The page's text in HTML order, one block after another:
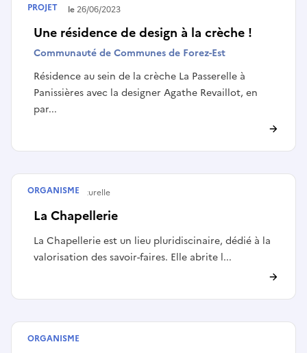
Une résidence de design à la crèche !
Communauté de Communes de Forez-Est
Résidence au sein de la crèche La Passerelle à
Panissières avec la designer Agathe Revaillot, en
par...
Terminé le26/06/2023
PROJET
La Chapellerie
La Chapellerie est un lieu pluridiscinaire, dédié à la
valorisation des savoir-faires. Elle abrite l...
Structure culturelle
ORGANISME
Collectivité
ORGANISME